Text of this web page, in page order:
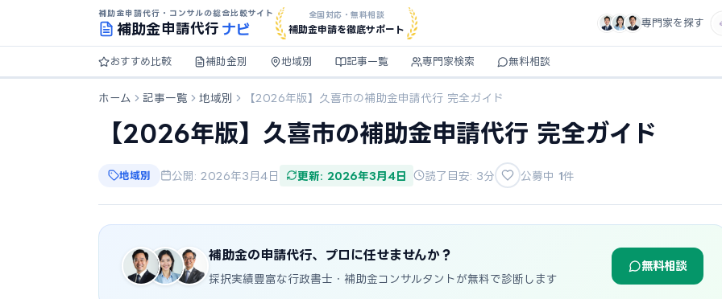
補助金申請代行・コンサルの総合比較サイト
補助金申請代行 ナビ
全国対応・無料相談
補助金申請を徹底サポート
専門家を探す
おすすめ比較 補助金別 地域別 記事一覧 専門家検索 無料相談
ホーム 記事一覧 地域別 【2026年版】久喜市の補助金申請代行 完全ガイド
【2026年版】久喜市の補助金申請代行 完全ガイド
地域別 公開: 2026年3月4日 更新: 2026年3月4日 読了目安: 3分 公募中 1件
補助金の申請代行、プロに任せませんか？
採択実績豊富な行政書士・補助金コンサルタントが無料で診断します
無料相談